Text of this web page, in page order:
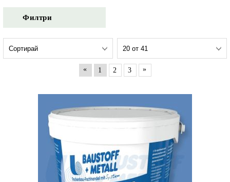
Филтри
« 1 2 3 »